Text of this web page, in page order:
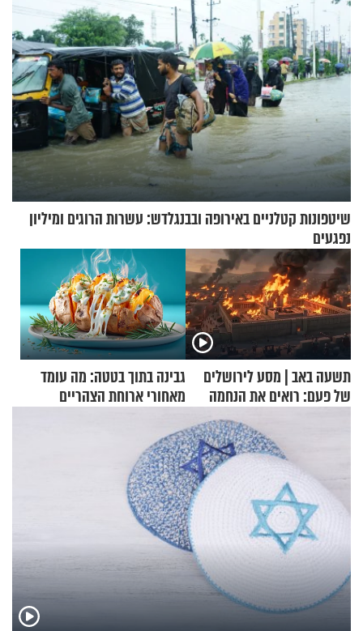
שיטפונות קטלניים באירופה ובבנגלדש: עשרות הרוגים ומיליון
נפגעים
תשעה באב | מסע לירושלים
של פעם: רואים את הנחמה
גבינה בתוך בטטה: מה עומד
מאחורי ארוחת הצהריים